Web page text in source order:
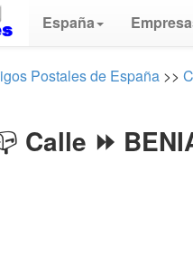
España
Postales de España >>
Calle ⏩